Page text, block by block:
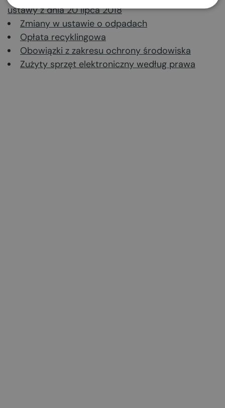
ustawy z dnia 20 lipca 2018
Zmiany w ustawie o odpadach
Opłata recyklingowa
Obowiązki z zakresu ochrony środowiska
Zużyty sprzęt elektroniczny według prawa